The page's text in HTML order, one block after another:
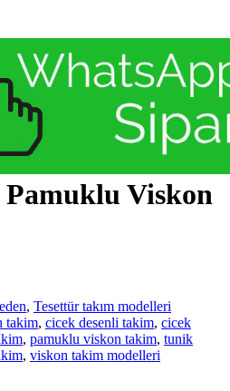
Pamuklu Viskon
, Tesettür takım modelleri
takim, cicek desenli takim, cicek
, pamuklu viskon takim, tunik
, viskon takim modelleri